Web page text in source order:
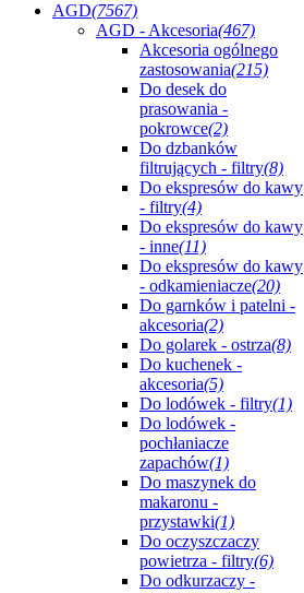
AGD(7567)
AGD - Akcesoria(467)
Akcesoria ogólnego
zastosowania(215)
Do desek do
prasowania -
pokrowce(2)
Do dzbanków
filtrujących - filtry(8)
Do ekspresów do kawy
- filtry(4)
Do ekspresów do kawy
- inne(11)
Do ekspresów do kawy
- odkamieniacze(20)
Do garnków i patelni -
akcesoria(2)
Do golarek - ostrza(8)
Do kuchenek -
akcesoria(5)
Do lodówek - filtry(1)
Do lodówek -
pochłaniacze
zapachów(1)
Do maszynek do
makaronu -
przystawki(1)
Do oczyszczaczy
powietrza - filtry(6)
Do odkurzaczy -